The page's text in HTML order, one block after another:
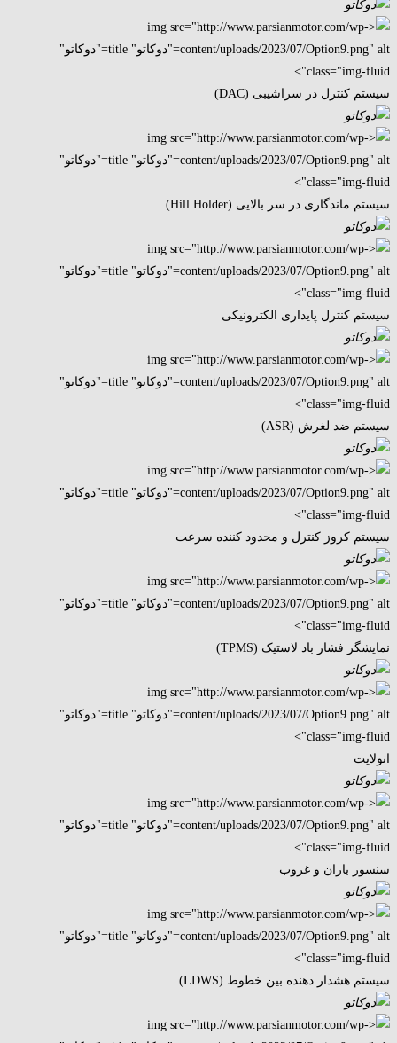
سیستم کنترل در سراشیبی (DAC)
سیستم ماندگاری در سر بالایی (Hill Holder)
سیستم کنترل پایداری الکترونیکی
سیستم ضد لغرش (ASR)
سیستم کروز کنترل و محدود کننده سرعت
نمایشگر فشار باد لاستیک (TPMS)
اتولایت
سنسور باران و غروب
سیستم هشدار دهنده بین خطوط (LDWS)